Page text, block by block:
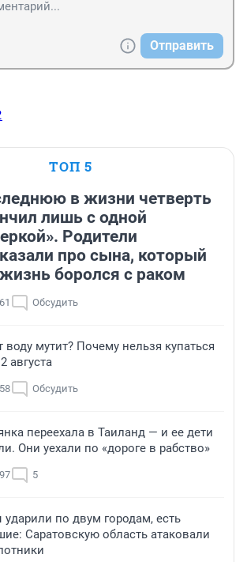
Отправить
ТОП 5
в жизни четверть
лишь с одной
Родители
про сына, который
боролся с раком
Обсудить
воду мутит? Почему нельзя купаться
августа
Обсудить
переехала в Таиланд — и ее дети
Они уехали по «дороге в рабство»
5
по двум городам, есть
Саратовскую область атаковали